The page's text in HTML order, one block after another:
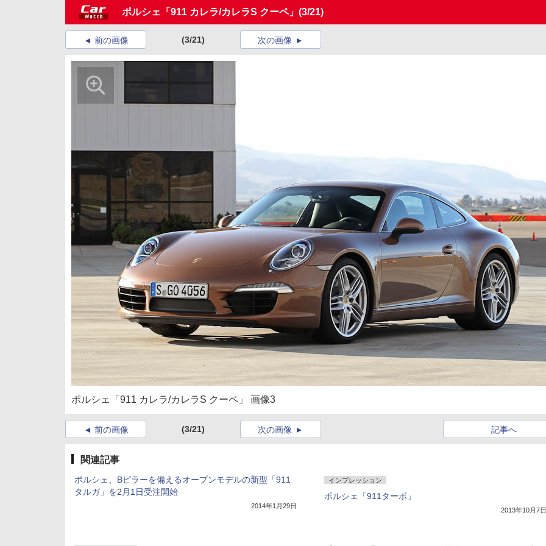
ポルシェ「911 カレラ/カレラS クーペ」 (3/21)
前の画像 (3/21) 次の画像
ポルシェ「911 カレラ/カレラS クーペ」 画像3
前の画像 (3/21) 記事へ
次の画像
関連記事
ポルシェ、Bピラーを備えるオープンモデルの新型「911
タルガ」を2月1日受注開始
2014年1月29日
インプレッション
ポルシェ「911ターボ」
2013年10月7日